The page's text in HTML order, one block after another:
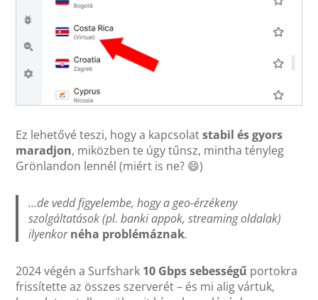
Ez lehetővé teszi, hogy a kapcsolatstabil és gyors
maradjon, miközben te úgy tűnsz, mintha tényleg
Grönlandon lennél (miért is ne? 😄)
…de vedd figyelembe, hogy a geo-érzékeny
szolgáltatások (pl. banki appok, streaming oldalak)
ilyenkornéha problémáznak.
2024 végén a Surfshark 10 Gbps sebességű portokra
frissítette az összes szerverét – és mi alig vártuk,